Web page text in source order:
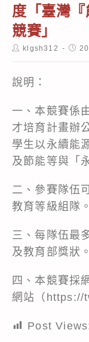
度「臺灣
競賽」
Postklgsh312
Post
說明：
一、本競賽係
才培育計畫辦
學生以永續能
及節能等與「
二、參賽隊伍
教育等級組隊。
三、每隊伍最
及教育部獎狀。
四、本競賽採
網站（https://
Post